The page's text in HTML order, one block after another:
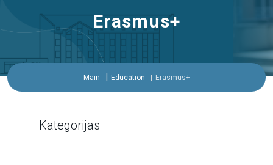
Erasmus+
Main Education Erasmus+
Kategorijas